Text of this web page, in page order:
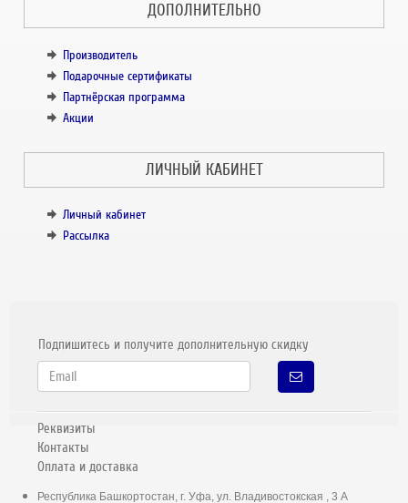
ДОПОЛНИТЕЛЬНО
Производитель
Подарочные сертификаты
Партнёрская программа
Акции
ЛИЧНЫЙ КАБИНЕТ
Личный кабинет
Рассылка
Подпишитесь и получите дополнительную скидку
Реквизиты
Контакты
Оплата и доставка
Республика Башкортостан, г. Уфа, ул. Владивостокская , 3 А